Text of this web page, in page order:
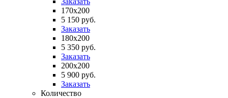
170х200
5 150 руб.
Заказать
180х200
5 350 руб.
Заказать
200х200
5 900 руб.
Заказать
Количество